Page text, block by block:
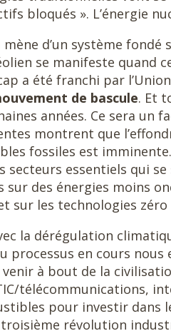
bloqués ». L’énergie
d’un système
se manifeste quand
a été franchi par
de bascule. Et
années. Ce sera un
montrent que
fossiles est
secteurs essentiels qui
sur des énergies moins
sur les technologies
la dérégulation
processus en cours nous
à bout de la
télécommunications,
pour investir dans
troisième révolution